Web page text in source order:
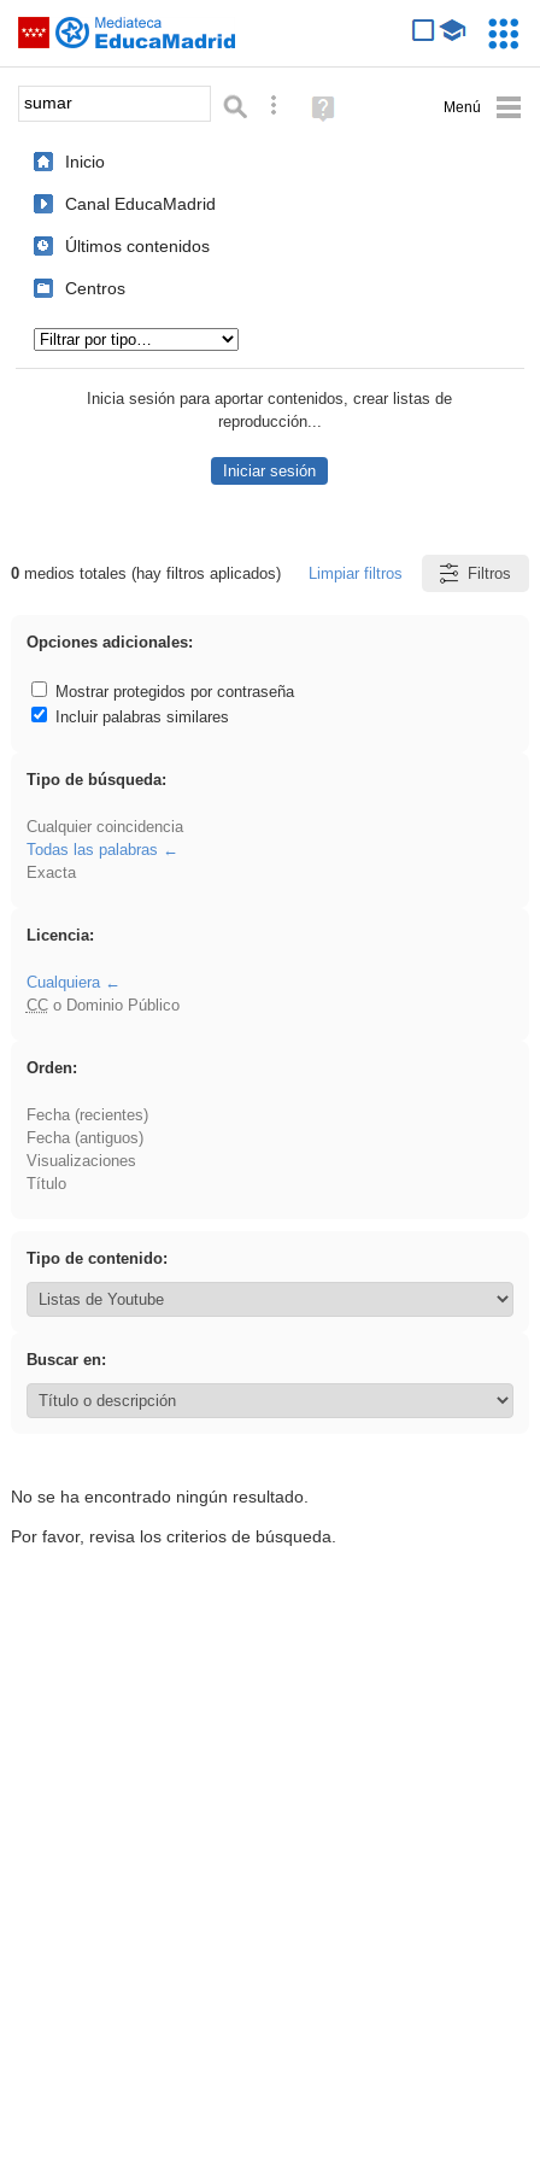
Saltar navegación
Palabra o frase: Búsqueda avanzada
Ayuda
(en
Inicio
Canal EducaMadrid
Últimos contenidos
Centros
Inicia sesión para aportar contenidos, crear listas de
reproducción...
Iniciar sesión
Resultados de: sumar
0medios totales (hay filtros aplicados) Limpiar filtros Filtros
Opciones adicionales:
Mostrar protegidos por contraseña
Incluir palabras similares
Tipo de búsqueda:
Cualquier coincidencia
Todas las palabras
Exacta
Licencia:
Cualquiera
CCo Dominio Público
Orden:
Fecha (recientes)
Fecha (antiguos)
Visualizaciones
Título
Tipo de contenido:
Buscar en:
No se ha encontrado ningún resultado.
Por favor, revisa los criterios de búsqueda.